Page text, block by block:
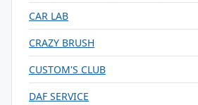
CAR LAB
CRAZY BRUSH
CUSTOM'S CLUB
DAF SERVICE